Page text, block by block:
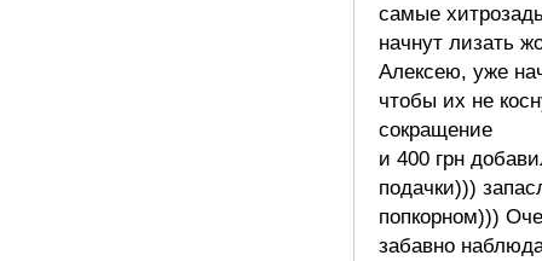
самые
начнут лизать
Алексею, уже
чтобы их не
сокращение
и 400 грн
подачки)))
попкорном)))
забавно